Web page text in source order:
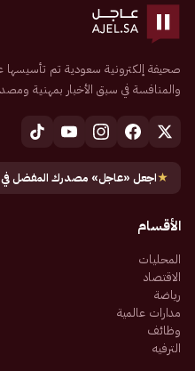
والمنافسة في سبق الأخبار بمهنية
★اجعل «عاجل» مصدرك المفضل
الأقسام
المحليات
الاقتصاد
رياضة
مدارات عالمية
وظائف
الترفيه